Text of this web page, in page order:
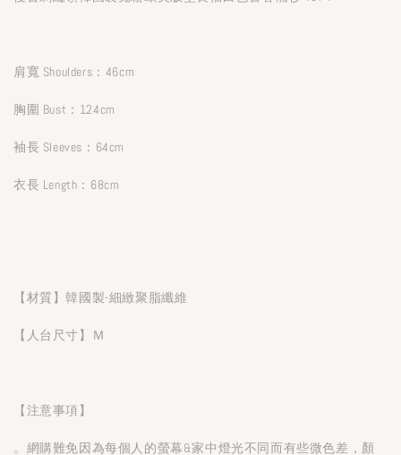
肩寬 Shoulders：46cm
胸圍 Bust：124cm
袖長 Sleeves：64cm
衣長 Length：68cm
【材質】韓國製-細緻聚脂纖維
【人台尺寸】Ｍ
【注意事項】
。網購難免因為每個人的螢幕&家中燈光不同而有些微色差，顏